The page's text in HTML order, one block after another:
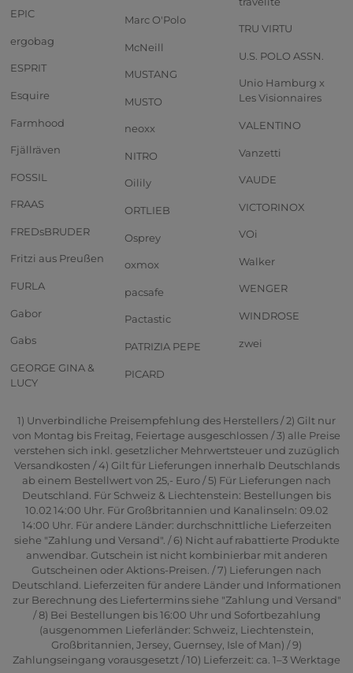
EPIC
ergobag
ESPRIT
Esquire
Farmhood
Fjällräven
FOSSIL
FRAAS
FREDsBRUDER
Fritzi aus Preußen
FURLA
Gabor
Gabs
GEORGE GINA &
LUCY
Marc O'Polo
McNeill
MUSTANG
MUSTO
neoxx
NITRO
Oilily
ORTLIEB
Osprey
oxmox
pacsafe
Pactastic
PATRIZIA PEPE
PICARD
TRU VIRTU
U.S. POLO ASSN.
Unio Hamburg x
Les Visionnaires
VALENTINO
Vanzetti
VAUDE
VICTORINOX
VOi
Walker
WENGER
WINDROSE
zwei
1) Unverbindliche Preisempfehlung des Herstellers / 2) Gilt nur
von Montag bis Freitag, Feiertage ausgeschlossen / 3) alle Preise
verstehen sich inkl. gesetzlicher Mehrwertsteuer und zuzüglich
Versandkosten / 4) Gilt für Lieferungen innerhalb Deutschlands
ab einem Bestellwert von 25,- Euro / 5) Für Lieferungen nach
Deutschland. Für Schweiz & Liechtenstein: Bestellungen bis
10.02 14:00 Uhr. Für Großbritannien und Kanalinseln: 09.02
14:00 Uhr. Für andere Länder: durchschnittliche Lieferzeiten
siehe "Zahlung und Versand". / 6) Nicht auf rabattierte Produkte
anwendbar. Gutschein ist nicht kombinierbar mit anderen
Gutscheinen oder Aktions-Preisen. / 7) Lieferungen nach
Deutschland. Lieferzeiten für andere Länder und Informationen
zur Berechnung des Liefertermins siehe "Zahlung und Versand"
/ 8) Bei Bestellungen bis 16:00 Uhr und Sofortbezahlung
(ausgenommen Lieferländer: Schweiz, Liechtenstein,
Großbritannien, Jersey, Guernsey, Isle of Man) / 9)
Zahlungseingang vorausgesetzt / 10) Lieferzeit: ca. 1–3 Werktage